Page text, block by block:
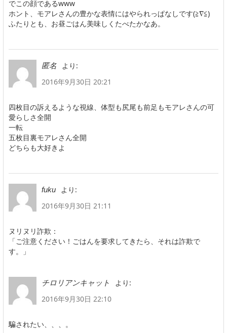
でこの顔であるwww
ホント、モアレさんの豊かな表情にはやられっぱなしです(≧∇≦)
ふたりとも、お昼ごはん美味しくたべたかなあ。
匿名
より:
2016年9月30日 20:21
四枚目の訴えるような視線、体型も尻尾も前足もモアレさんの可
愛らしさ全開
一転
五枚目裏モアレさん全開
どちらも大好きよ
fuku
より:
2016年9月30日 21:11
ヌリヌリ詐欺：
「ご注意ください！ごはんを要求してきたら、それは詐欺で
す。」
チロリアンキャット
より:
2016年9月30日 22:10
騙されたい、、、。